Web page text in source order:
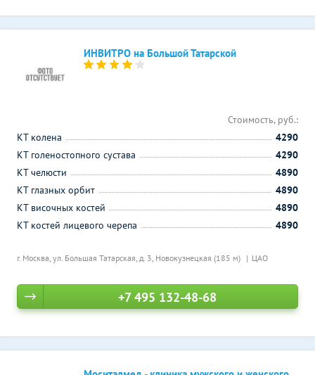
ИНВИТРО на Большой Татарской
г. Москва, ул. Большая Татарская, д. 3, Новокузнецкая (185 м) ЦАО
Стоимость, руб.:
КТ колена
4290
КТ голеностопного сустава
4290
КТ челюсти
4890
КТ глазных орбит
4890
КТ височных костей
4890
КТ костей лицевого черепа
4890
+7 495 132-48-68